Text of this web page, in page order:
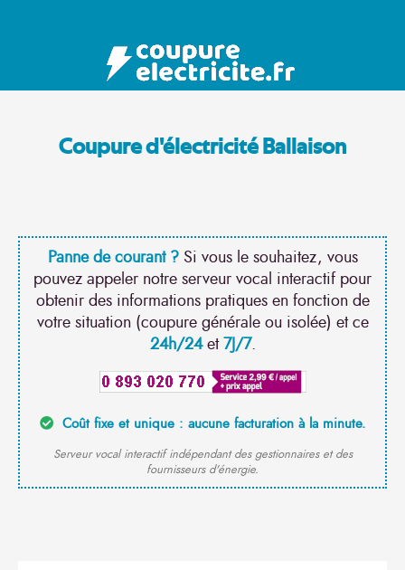
Coupure d'électricité Ballaison
Panne de courant ?Si vous le souhaitez, vous
pouvez appeler notre serveur vocal interactif pour
obtenir des informations pratiques en fonction de
votre situation (coupure générale ou isolée) et ce
24h/24et7J/7.
Coût fixe et unique : aucune facturation à la minute.
Serveur vocal interactif indépendant des gestionnaires et des
fournisseurs d'énergie.